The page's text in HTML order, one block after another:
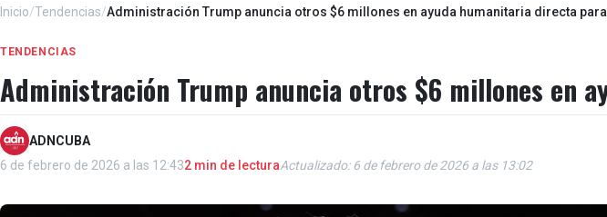
Inicio/Tendencias/Administración Trump anuncia otros $6 millones en ayuda humanitaria directa
TENDENCIAS
Administración Trump anuncia otros $6 millones en
ADNCUBA
6 de febrero de 2026 a las 12:432 min de lecturaActualizado: 6 de febrero de 2026 a las 13:02